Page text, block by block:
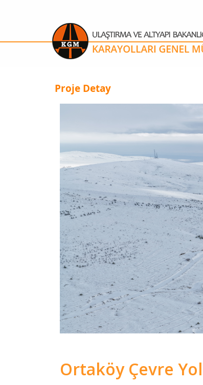
Proje Detay
Ortaköy Çevre